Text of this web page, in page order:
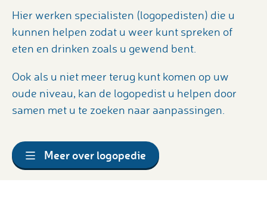
Hier werken specialisten (logopedisten) die u
kunnen helpen zodat u weer kunt spreken of
eten en drinken zoals u gewend bent.
Ook als u niet meer terug kunt komen op uw
oude niveau, kan de logopedist u helpen door
samen met u te zoeken naar aanpassingen.
Meer over logopedie